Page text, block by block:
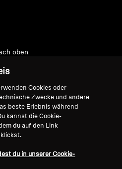
oben
Unser Unternehmen
Pressekontakte
Cookies oder
Zwecke und andere
beste Erlebnis während
kannst die Cookie-
du auf den Link
du in unserer Cookie-